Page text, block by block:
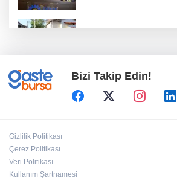
Karacabey'de 38 bin 850
sulamaya kavuşuyor
Bizi Takip Edin!
Gizlilik Politikası
Çerez Politikası
Veri Politikası
Kullanım Şartnamesi